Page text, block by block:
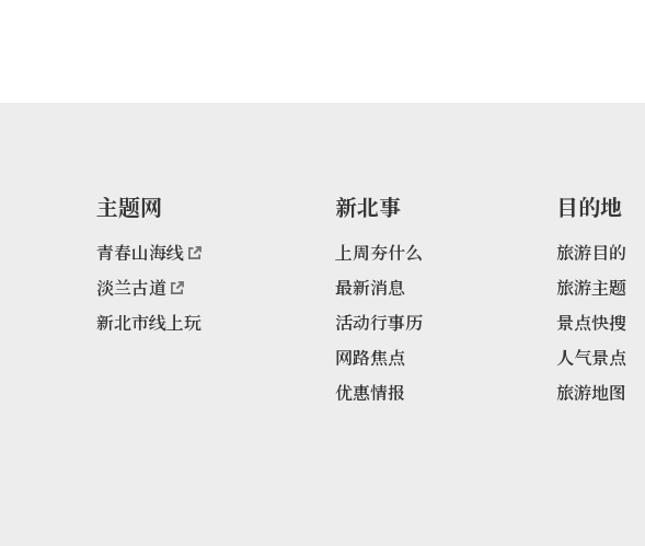
主题网
青春山海线
淡兰古道
新北市线上玩
新北事
上周夯什么
最新消息
活动行事历
网路焦点
优惠情报
目的地
旅游目的
旅游主题
景点快搜
人气景点
旅游地图